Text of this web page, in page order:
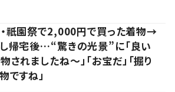
祇園祭で2,000円で買った着物→
帰宅後…“驚きの光景”に「良い
されましたね～」「お宝だ」「掘り
ですね」